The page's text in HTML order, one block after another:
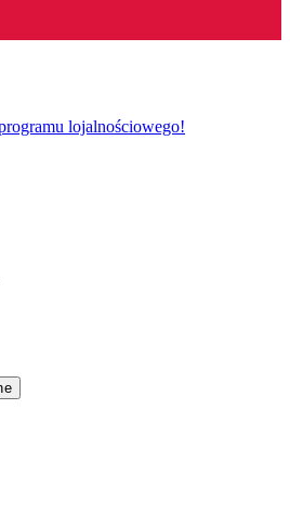
lojalnościowego!